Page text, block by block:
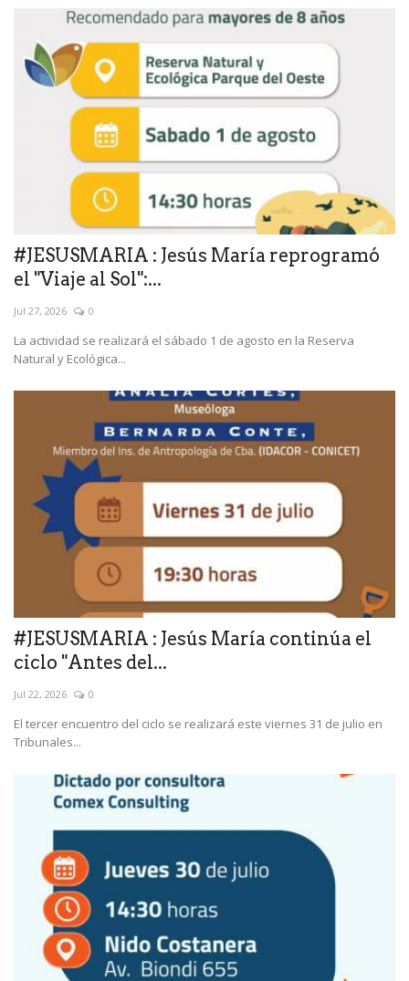
#JESUSMARIA : Jesús María reprogramó
el "Viaje al Sol":...
Jul 27, 2026 0
La actividad se realizará el sábado 1 de agosto en la Reserva
Natural y Ecológica...
#JESUSMARIA : Jesús María continúa el
ciclo "Antes del...
Jul 22, 2026 0
El tercer encuentro del ciclo se realizará este viernes 31 de julio en
Tribunales...